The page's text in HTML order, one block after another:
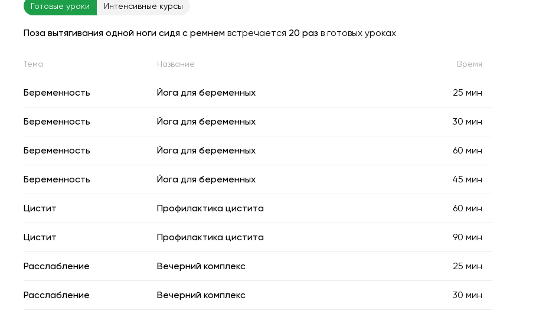
Готовые уроки Интенсивные курсы
Поза вытягивания одной ноги сидя с ремнем встречается 20 раз в готовых уроках
Тема Название Время
Беременность Йога для беременных 25 мин
Беременность Йога для беременных 30 мин
Беременность Йога для беременных 60 мин
Беременность Йога для беременных 45 мин
Цистит Профилактика цистита 60 мин
Цистит Профилактика цистита 90 мин
Расслабление Вечерний комплекс 25 мин
Расслабление Вечерний комплекс 30 мин